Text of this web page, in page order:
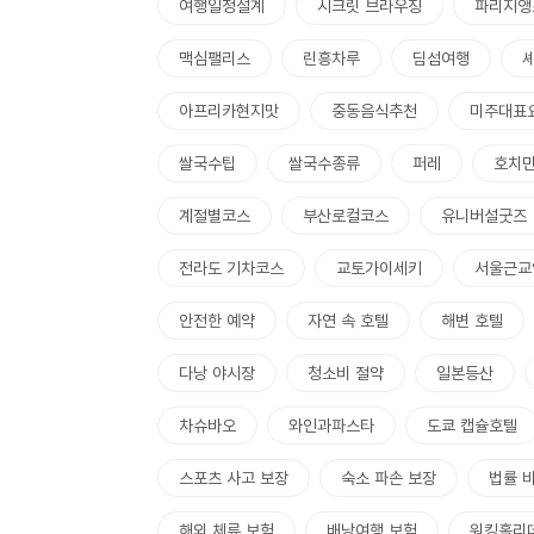
여행일정설계 시크릿 브라우징 파리지
맥심팰리스 린흥차루 딤섬여행
아프리카현지맛 중동음식추천 미주대표
쌀국수팁 쌀국수종류 퍼레 호치
계절별코스 부산로컬코스 유니버설굿즈
전라도 기차코스 교토가이세키 서울근
안전한 예약 자연 속 호텔 해변 호텔
다낭 야시장 청소비 절약 일본등산
차슈바오 와인과파스타 도쿄 캡슐호텔
스포츠 사고 보장 숙소 파손 보장 법률